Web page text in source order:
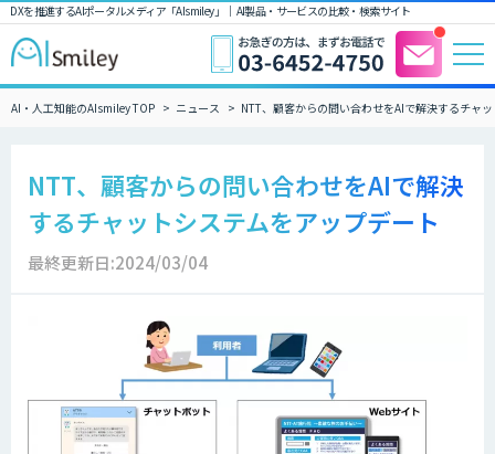
DXを推進するAIポータルメディア「AIsmiley」｜ AI製品・サービスの比較・検索サイト
AI・人工知能のAIsmiley TOP ニュース NTT、顧客からの問い合わせをAIで解決するチャ
NTT、顧客からの問い合わせをAIで解決
するチャットシステムをアップデート
最終更新日:2024/03/04